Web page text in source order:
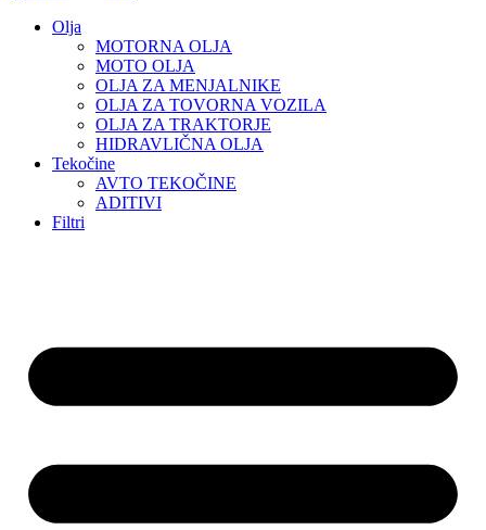
Olja
MOTORNA OLJA
MOTO OLJA
OLJA ZA MENJALNIKE
OLJA ZA TOVORNA VOZILA
OLJA ZA TRAKTORJE
HIDRAVLIČNA OLJA
Tekočine
AVTO TEKOČINE
ADITIVI
Filtri